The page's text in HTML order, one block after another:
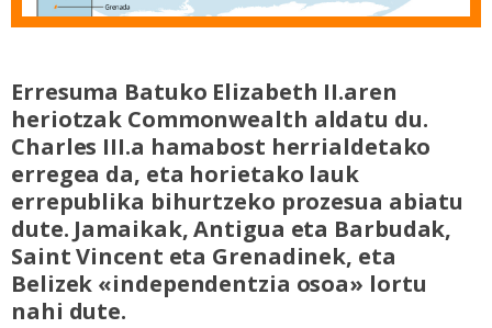
Erresuma Batuko Elizabeth II.aren
heriotzak Commonwealth aldatu du.
Charles III.a hamabost herrialdetako
erregea da, eta horietako lauk
errepublika bihurtzeko prozesua abiatu
dute. Jamaikak, Antigua eta Barbudak,
Saint Vincent eta Grenadinek, eta
Belizek «independentzia osoa» lortu
nahi dute.